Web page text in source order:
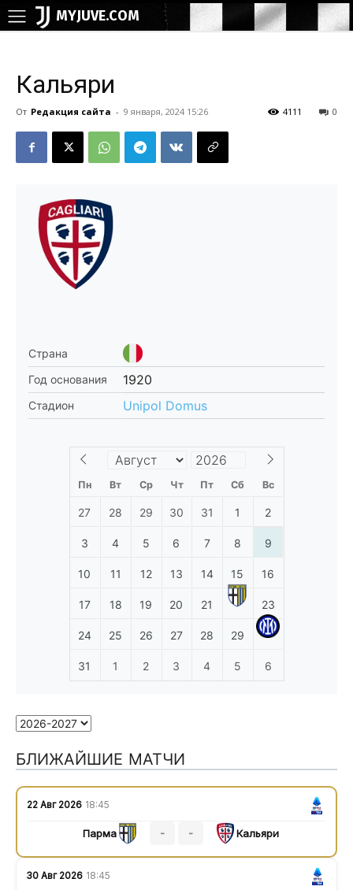
MYJUVE.COM
Кальяри
От Редакция сайта - 9 января, 2024 15:26 0
4111
Страна
Год основания
1920
Стадион Unipol Domus
Пн Вт Ср Чт Пт Сб Вс
27 28 29 30 31 1 2
3 4 5 6 7 8 9
10 11 12 13 14 15 16
17 18 19 20 21 23
24 25 26 27 28 29
31 1 2 3 4 5 6
БЛИЖАЙШИЕ МАТЧИ
22 Авг 2026 18:45
Парма - - Кальяри
30 Авг 2026 18:45